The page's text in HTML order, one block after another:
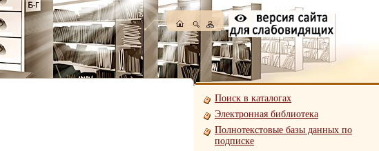
Поиск в каталогах
Электронная библиотека
Полнотекстовые базы данных по
подписке